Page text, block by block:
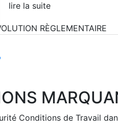
lire la suite
RÈGLEMENTAIRE
Conditions de Travail